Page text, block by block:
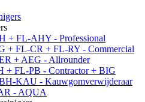
+ FL-AHY - Professional
+ FL-CR + FL-RY - Commercial
+ AEG - Allrounder
+ FL-PB - Contractor + BIG
KAU - Kauwgomverwijderaar
- AQUA